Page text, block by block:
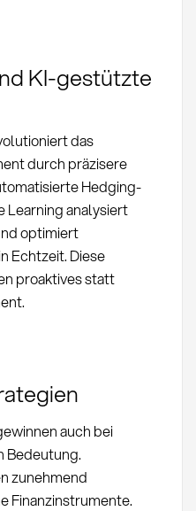
KI-gestützte
das
durch präzisere
Hedging-
Learning analysiert
optimiert
Echtzeit. Diese
proaktives statt
auch bei
Bedeutung.
zunehmend
Finanzinstrumente.